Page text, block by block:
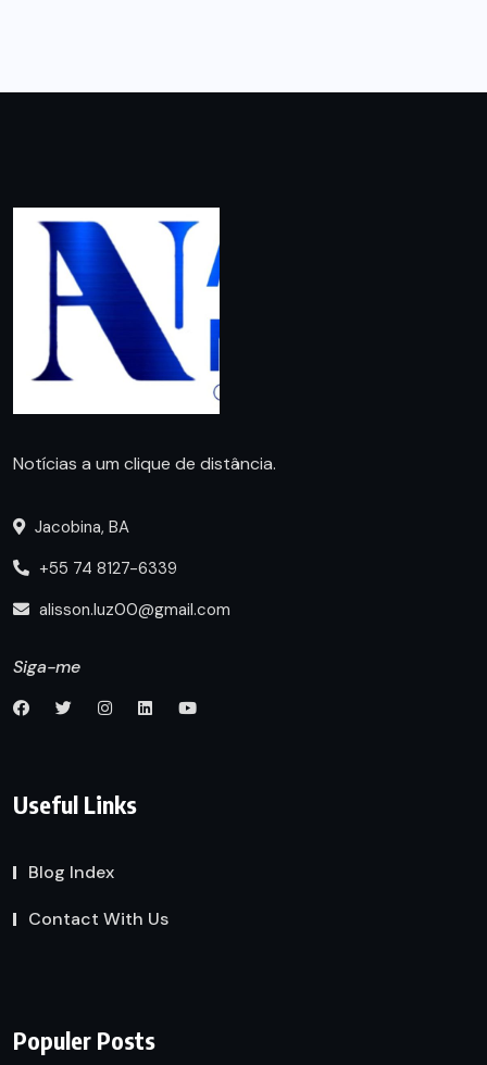
Notícias a um clique de distância.
Jacobina, BA
+55 74 8127-6339
alisson.luz00@gmail.com
Siga-me
Useful Links
Blog Index
Contact With Us
Populer Posts